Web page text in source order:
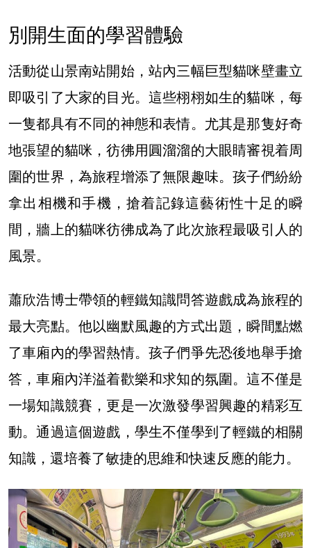
別開生面的學習體驗
活動從山景南站開始，站內三幅巨型貓咪壁畫立
即吸引了大家的目光。這些栩栩如生的貓咪，每
一隻都具有不同的神態和表情。尤其是那隻好奇
地張望的貓咪，彷彿用圓溜溜的大眼睛審視着周
圍的世界，為旅程增添了無限趣味。孩子們紛紛
拿出相機和手機，搶着記錄這藝術性十足的瞬
間，牆上的貓咪彷彿成為了此次旅程最吸引人的
風景。
蕭欣浩博士帶領的輕鐵知識問答遊戲成為旅程的
最大亮點。他以幽默風趣的方式出題，瞬間點燃
了車廂內的學習熱情。孩子們爭先恐後地舉手搶
答，車廂內洋溢着歡樂和求知的氛圍。這不僅是
一場知識競賽，更是一次激發學習興趣的精彩互
動。通過這個遊戲，學生不僅學到了輕鐵的相關
知識，還培養了敏捷的思維和快速反應的能力。